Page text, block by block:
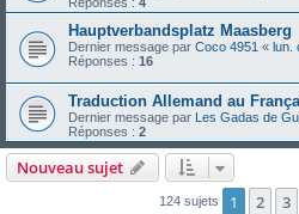
Hauptverbandsplatz Maasberg
Dernier message par Coco 4951 « lun.
Réponses : 16
Traduction Allemand au
Dernier message par Les Gadas de
Réponses : 2
Nouveau sujet
124 sujets 1 2 3